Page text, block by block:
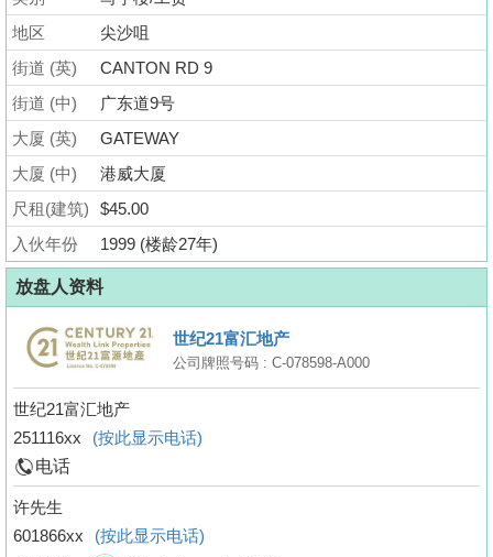
数
据
公
布
置
业
手
册
关
於
我
们
地区
尖沙咀
街道 (英)
CANTON RD 9
街道 (中)
广东道9号
大厦 (英)
GATEWAY
大厦 (中)
港威大厦
尺租(建筑)
$45.00
入伙年份
1999 (楼龄27年)
放盘人资料
世纪21富汇地产
公司牌照号码 : C-078598-A000
世纪21富汇地产
251116xx
(按此显示电话)
电话
许先生
601866xx
(按此显示电话)